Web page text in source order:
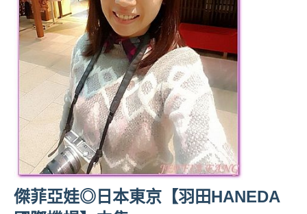
旅
遊、
達
遊
賓、
News
傑菲亞娃◎日本東京【羽田HANEDA